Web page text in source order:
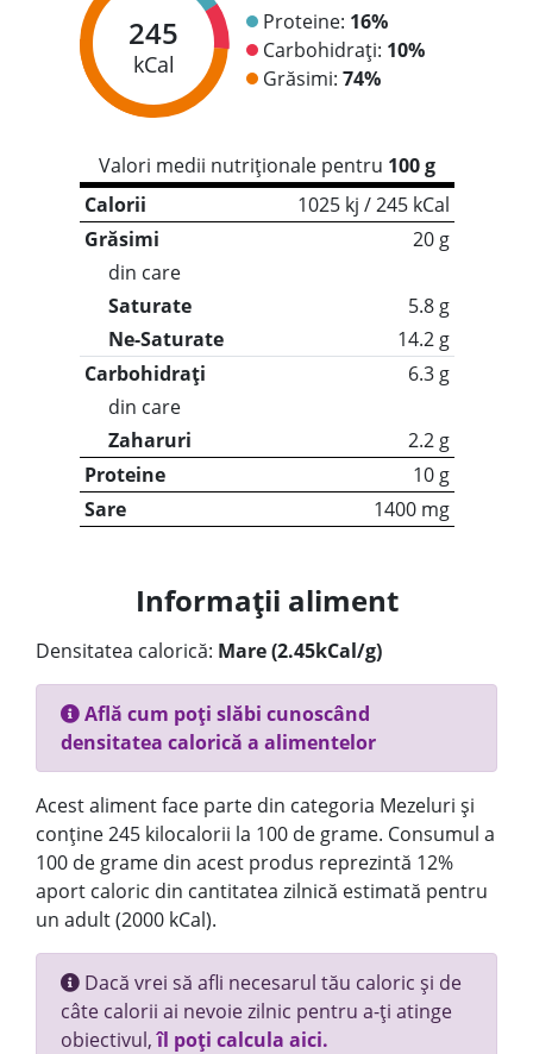
245
kCal
Proteine: 16%
Carbohidrați: 10%
Grăsimi: 74%
Valori medii nutriționale pentru 100 g
Calorii
1025 kj / 245 kCal
Grăsimi
20 g
din care
Saturate
5.8 g
Ne-Saturate
14.2 g
Carbohidrați
6.3 g
din care
Zaharuri
2.2 g
Proteine
10 g
Sare
1400 mg
Informații aliment
Densitatea calorică: Mare (2.45kCal/g)
Află cum poți slăbi cunoscând
densitatea calorică a alimentelor
Acest aliment face parte din categoria Mezeluri și
conține 245 kilocalorii la 100 de grame. Consumul a
100 de grame din acest produs reprezintă 12%
aport caloric din cantitatea zilnică estimată pentru
un adult (2000 kCal).
Dacă vrei să afli necesarul tău caloric și de
câte calorii ai nevoie zilnic pentru a-ți atinge
obiectivul,îl poți calcula aici.